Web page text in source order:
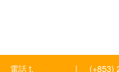
電話 t. | (+853)